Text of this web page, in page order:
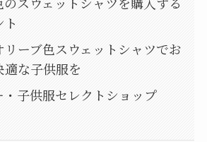
リーブ色スウェットシャツでお
適な子供服を
・子供服セレクトショップ